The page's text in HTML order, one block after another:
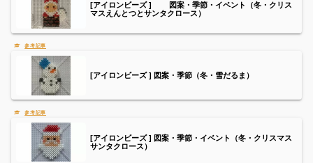
[アイロンビーズ ] 図案・季節・イベント（冬・クリス
マスえんとつとサンタクロース）
[アイロンビーズ ] 図案・季節（冬・雪だるま）
[アイロンビーズ ] 図案・季節・イベント（冬・クリスマス
サンタクロース）